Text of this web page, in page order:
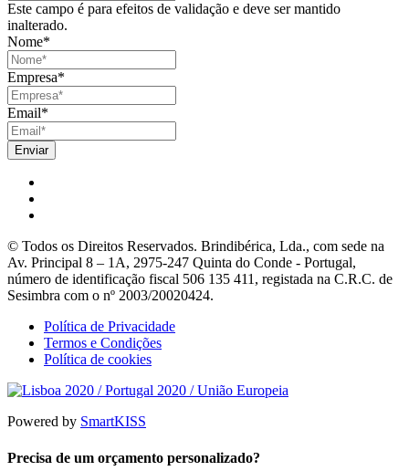
Este campo é para efeitos de validação e deve ser mantido
inalterado.
Nome*
Empresa*
Email*
© Todos os Direitos Reservados. Brindibérica, Lda., com sede na
Av. Principal 8 – 1A, 2975-247 Quinta do Conde - Portugal,
número de identificação fiscal 506 135 411, registada na C.R.C. de
Sesimbra com o nº 2003/20020424.
Política de Privacidade
Termos e Condições
Política de cookies
Powered by SmartKISS
Precisa de um orçamento personalizado?